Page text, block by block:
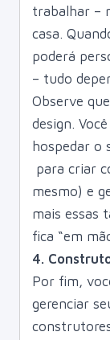
trabalhar –
casa.
poderá
– tudo
Observe
design.
hospedar o
para criar
mesmo) e
mais essas
fica “em
4.
Por fim,
gerenciar